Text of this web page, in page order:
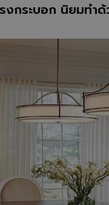
กระบอก นิยมทำ